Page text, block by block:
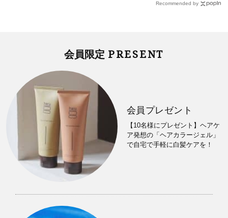
Recommended by
会員限定 PRESENT
会員プレゼント
【10名様にプレゼント】ヘアケ
ア発想の「ヘアカラージェル」
で自宅で手軽に白髪ケアを！